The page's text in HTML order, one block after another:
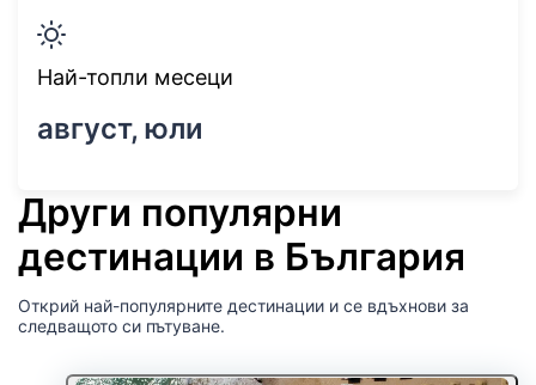
Най-топли месеци
август, юли
Други популярни
дестинации в България
Открий най-популярните дестинации и се вдъхнови за
следващото си пътуване.